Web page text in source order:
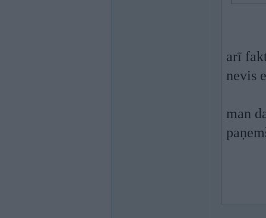
arī
nevis
man